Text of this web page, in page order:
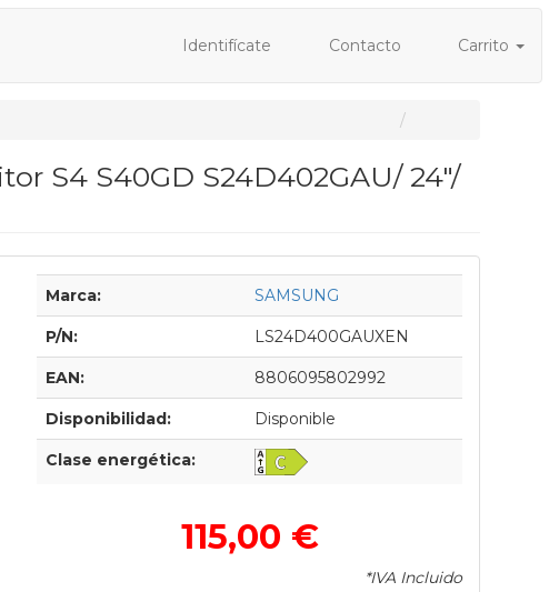
Identifícate Contacto Carrito
S4 S40GD S24D402GAU/ 24"/
Marca: SAMSUNG
P/N: LS24D400GAUXEN
EAN: 8806095802992
Disponibilidad: Disponible
Clase energética:
115,00 €
*IVA Incluido